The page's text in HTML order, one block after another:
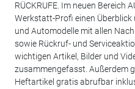
RÜCKRUFE. Im neuen Bereich
Werkstatt-Profi einen
und Automodelle mit allen
sowie Rückruf- und
wichtigen Artikel, Bilder und
zusammengefasst. Außerdem
Heftartikel gratis abrufbar